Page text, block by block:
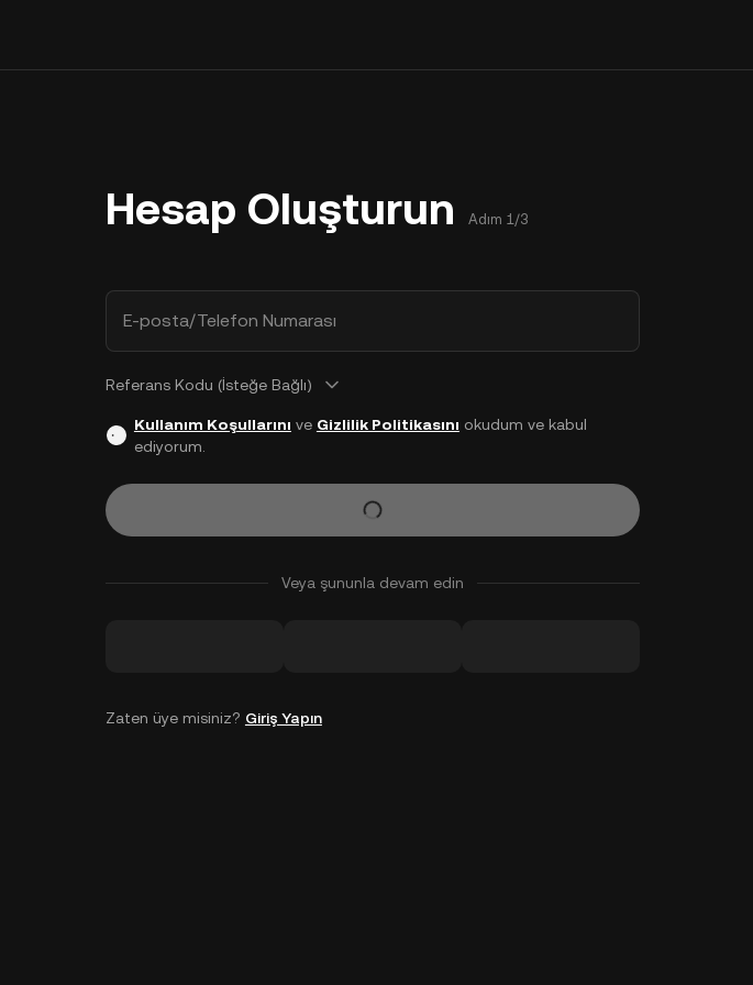
Hesap Oluşturun Adım 1/3
E-posta/Telefon Numarası
Referans Kodu (İsteğe Bağlı)
Kullanım Koşullarını ve Gizlilik Politikasını okudum ve kabul
ediyorum.
Veya şununla devam edin
Zaten üye misiniz? Giriş Yapın